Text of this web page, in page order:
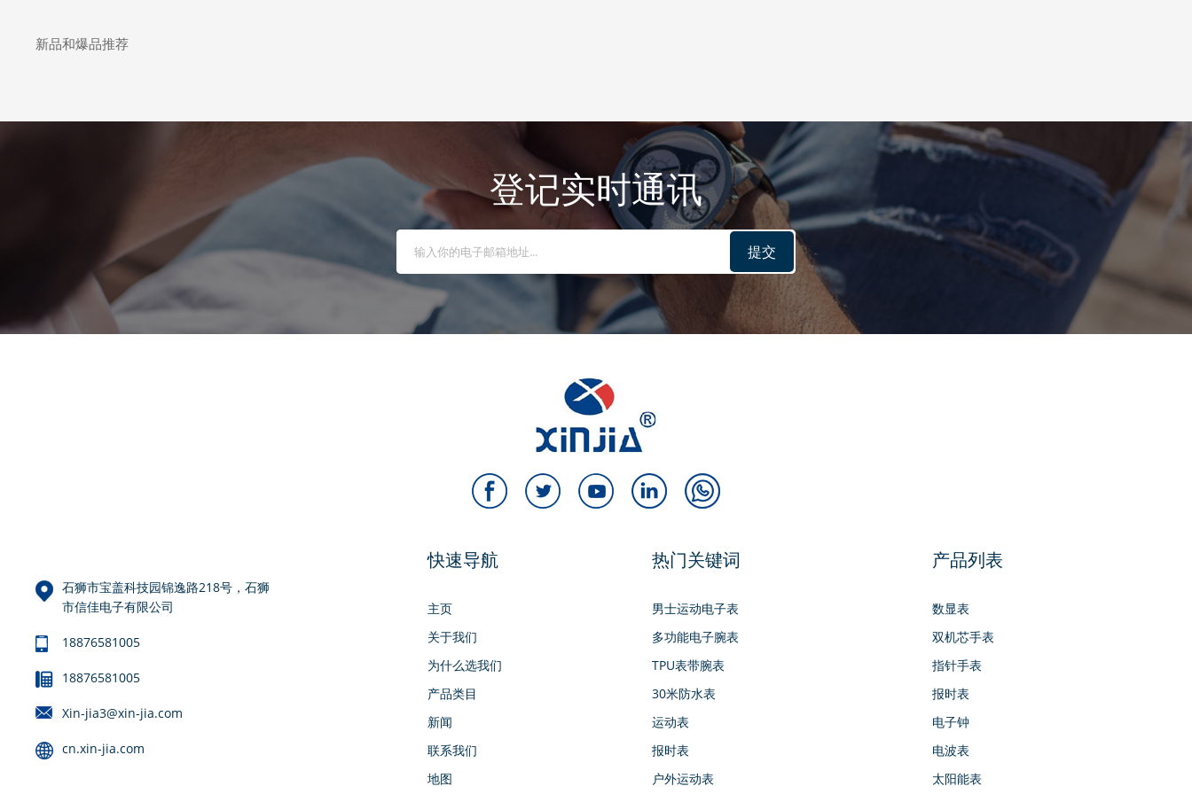
新品和爆品推荐
登记实时通讯
提交
石狮市宝盖科技园锦逸路218号，石狮
市信佳电子有限公司
18876581005
18876581005
Xin-jia3@xin-jia.com
cn.xin-jia.com
快速导航
主页
关于我们
为什么选我们
产品类目
新闻
联系我们
地图
热门关键词
男士运动电子表
多功能电子腕表
TPU表带腕表
30米防水表
运动表
报时表
户外运动表
产品列表
数显表
双机芯手表
指针手表
报时表
电子钟
电波表
太阳能表